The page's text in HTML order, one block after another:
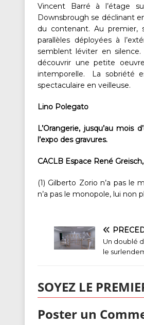
Vincent Barré à l’étage
Downsbrough se déclinant
du contenant. Au premier,
parallèles déployées à
semblent léviter en
découvrir une petite
intemporelle. La sobriété
spectaculaire en veilleuse.
Lino Polegato
L’Orangerie, jusqu’au
l’expo des gravures.
CACLB Espace René
(1) Gilberto Zorio n’a pas
n’a pas le monopole, lui non
Un doublé
le
SOYEZ LE
Poster un